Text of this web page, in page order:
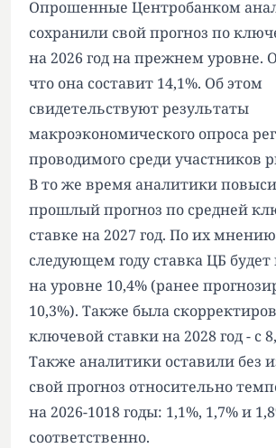
Опрошенные Центробанком
сохранили свой прогноз по
на 2026 год на прежнем уровне.
что она составит 14,1%. Об этом
свидетельствуют результаты
макроэкономического опроса
проводимого среди участников
В то же время аналитики
прошлый прогноз по средней
ставке на 2027 год. По их
следующем году ставка ЦБ будет
на уровне 10,4% (ранее
10,3%). Также была
ключевой ставки на 2028 год - с
Также аналитики оставили без
свой прогноз относительно
на 2026-1018 годы: 1,1%, 1,7% и
соответственно.